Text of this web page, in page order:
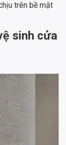
trên bề mặt
sinh cửa